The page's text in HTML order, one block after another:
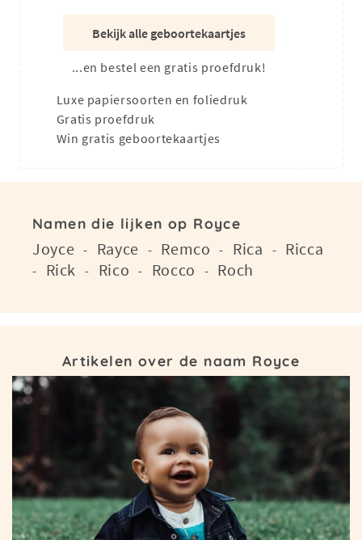
Bekijk alle geboortekaartjes
...en bestel een gratis proefdruk!
Luxe papiersoorten en foliedruk
Gratis proefdruk
Win gratis geboortekaartjes
Namen die lijken op Royce
Joyce - Rayce - Remco - Rica - Ricca
- Rick - Rico - Rocco - Roch
Artikelen over de naam Royce